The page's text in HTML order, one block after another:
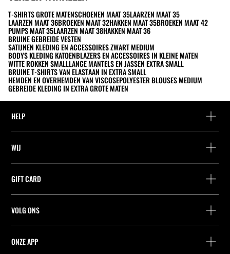
T-SHIRTS GROTE MATENSCHOENEN MAAT 35LAARZEN MAAT 35
LAARZEN MAAT 36BROEKEN MAAT 32HAKKEN MAAT 35BROEKEN MAAT 42
PUMPS MAAT 35LAARZEN MAAT 38HAKKEN MAAT 36
BRUINE GEBREIDE VESTEN
SATIJNEN KLEDING EN ACCESSOIRES ZWART MEDIUM
BODYS KLEDING KATOENBLAZERS EN ACCESSOIRES IN KLEINE MATEN
WITTE ROKKEN SMALLLANGE MANTELS EN JASSEN EXTRA SMALL
BRUINE T-SHIRTS VAN ELASTAAN IN EXTRA SMALL
HEMDEN EN OVERHEMDEN VAN VISCOSEPOLYESTER BLOUSES MEDIUM
GEBREIDE KLEDING IN EXTRA GROTE MATEN
HELP
Leveringspunt zoeken
Retournering als gast
Leveringspunt zoeken
Cookie-voorkeuren
WIJ
Zoek een winkel
Werk bij Stradivarius
GIFT CARD
Saldo Opvragen
VOLG ONS
ONZE APP